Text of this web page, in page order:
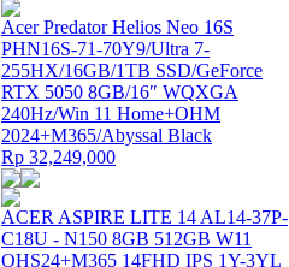
Acer Predator Helios Neo 16S
PHN16S-71-70Y9/Ultra 7-
255HX/16GB/1TB SSD/GeForce
RTX 5050 8GB/16″ WQXGA
240Hz/Win 11 Home+OHM
2024+M365/Abyssal Black
Rp 32,249,000
ACER ASPIRE LITE 14 AL14-37P-
C18U - N150 8GB 512GB W11
OHS24+M365 14FHD IPS 1Y-3YL